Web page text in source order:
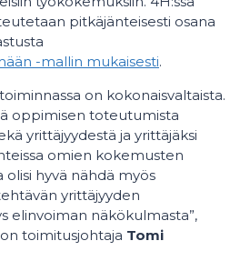
pitkäjänteisesti osana
-mallin mukaisesti.
on kokonaisvaltaista.
oppimisen toteutumista
yrittäjyydestä ja yrittäjäksi
omien kokemusten
olisi hyvä nähdä myös
yrittäjyyden
elinvoiman näkökulmasta”,
toimitusjohtaja Tomi